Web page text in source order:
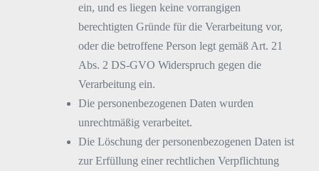
ein, und es liegen keine vorrangigen
berechtigten Gründe für die Verarbeitung vor,
oder die betroffene Person legt gemäß Art. 21
Abs. 2 DS-GVO Widerspruch gegen die
Verarbeitung ein.
Die personenbezogenen Daten wurden
unrechtmäßig verarbeitet.
Die Löschung der personenbezogenen Daten ist
zur Erfüllung einer rechtlichen Verpflichtung